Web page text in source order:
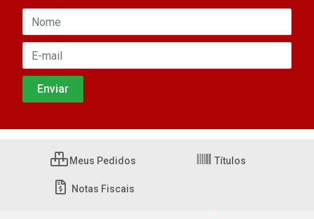
Meus Pedidos Títulos
Notas Fiscais